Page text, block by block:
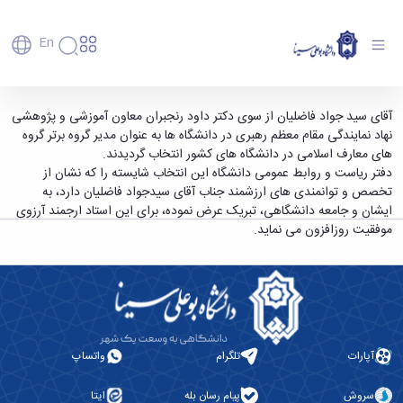
En
دانشگاه
تاریخچه
و
معرفی
برنامه
راهبردی
دانشگاه
نقشه
دانشگاه
حوزه
معاونت
آموزش
پذیرش
کارشناسی
تحصیلات
تکمیلی
پسا
دکترا
استعدادهای
درخشان
انتقال
تحصیلی
پژوهش
فناوری و
کارآفرینی
دفتر
ارتباط
با
صنعت
تحقیقات
و فناوری
دانشکده‌ها
پردیس
اصلی
مهندسی
کشاورزی
شیمی
علوم
هنر
معماری
رفاهی
رفاهی
پرسنل
اداره
رفاه
مهمانسرای
امور
اعضای
هیأت
علمی
کارکنان
فارغ
دانشجویی
علمی
خبری
بسنا
پیشخوان
انتخاب مدیر گروه معارف دانشگاه به عنوان مدیر
گروه برتر گروه های معارف اسلامی در دانشگاه های
کشور - دانشگاه بوعلی سینا همدان
آقای سید جواد فاضلیان از سوی دکتر داود رنجبران معاون آموزشی و پژوهشی
نهاد نمایندگی مقام معظم رهبری در دانشگاه ها به عنوان مدیر گروه برتر گروه
های معارف اسلامی در دانشگاه های کشور انتخاب گردیدند.
دفتر ریاست و روابط عمومی دانشگاه این انتخاب شایسته را که نشان از
تخصص و توانمندی های ارزشمند جناب آقای سیدجواد فاضلیان دارد، به
ایشان و جامعه دانشگاهی، تبریک عرض نموده، برای این استاد ارجمند آرزوی
موفقیت روزافزون می نماید.
آپارات تلگرام واتساپ
سروش پیام رسان بله ایتا